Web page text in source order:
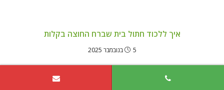
איך ללכוד חתול בית שברח החוצה בקלות
5 בנובמבר 2025